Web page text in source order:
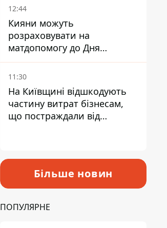
12:44
Кияни можуть
розраховувати на
матдопомогу до Дня
незалежності - кому її
дадуть
11:30
На Київщині відшкодують
частину витрат бізнесам,
що постраждали від
Більше новин
ПОПУЛЯРНЕ